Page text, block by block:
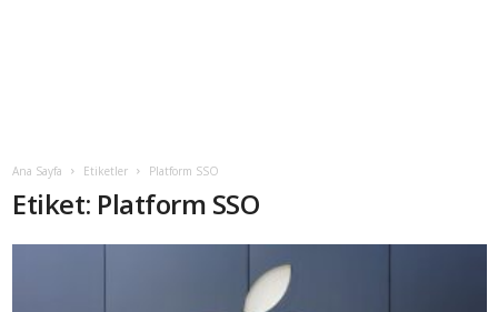
Ana Sayfa Etiketler Platform SSO
Etiket: Platform SSO